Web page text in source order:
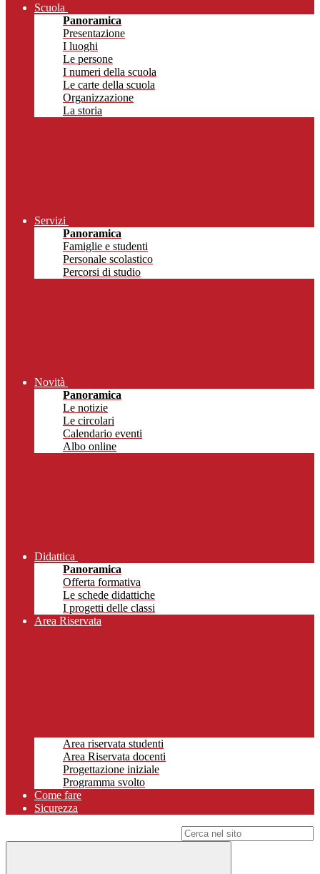
Scuola
Panoramica
Presentazione
I luoghi
Le persone
I numeri della scuola
Le carte della scuola
Organizzazione
La storia
Servizi
Panoramica
Famiglie e studenti
Personale scolastico
Percorsi di studio
Novità
Panoramica
Le notizie
Le circolari
Calendario eventi
Albo online
Didattica
Panoramica
Offerta formativa
Le schede didattiche
I progetti delle classi
Area Riservata
Area riservata studenti
Area Riservata docenti
Progettazione iniziale
Programma svolto
Come fare
Sicurezza